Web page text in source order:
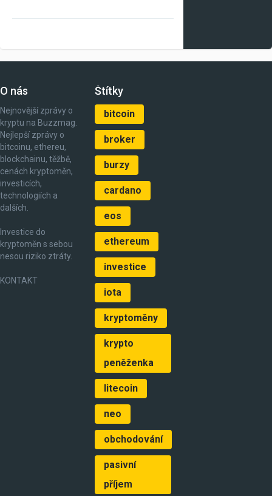
O nás
Nejnovější zprávy o
kryptu na Buzzmag.
Nejlepší zprávy o
bitcoinu, ethereu,
blockchainu, těžbě,
cenách kryptoměn,
investicích,
technologiích a
dalších.
Investice do
kryptoměn s sebou
nesou riziko ztráty.
KONTAKT
Štítky
bitcoin
broker
burzy
cardano
eos
ethereum
investice
iota
kryptoměny
krypto
peněženka
litecoin
neo
obchodování
pasivní
příjem